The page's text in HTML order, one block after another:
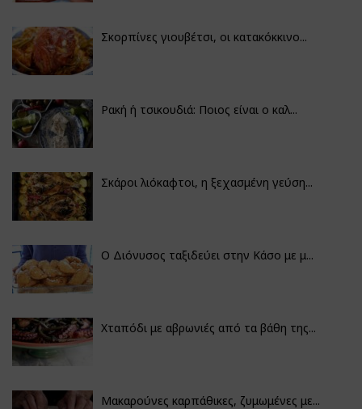
Σκορπίνες γιουβέτσι, οι κατακόκκινο...
Ρακή ή τσικουδιά: Ποιος είναι ο καλ...
Σκάροι λιόκαφτοι, η ξεχασμένη γεύση...
Ο Διόνυσος ταξιδεύει στην Κάσο με μ...
Χταπόδι με αβρωνιές από τα βάθη της...
Μακαρούνες καρπάθικες, ζυμωμένες με...